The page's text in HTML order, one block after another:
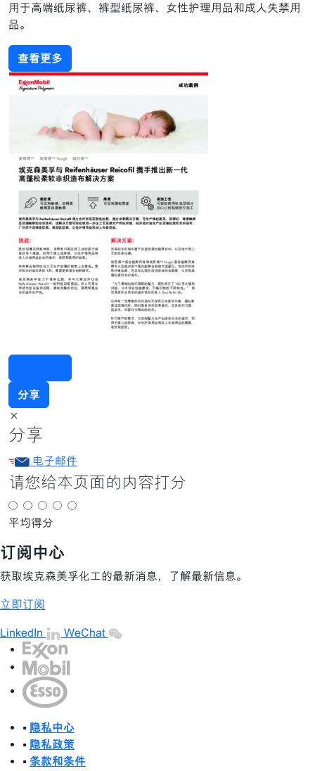
用于高端纸尿裤、裤型纸尿裤、女性护理用品和成人失禁用
品。
查看更多
分享
×
分享
电子邮件
请您给本页面的内容打分
平均得分
订阅中心
获取埃克森美孚化工的最新消息，了解最新信息。
立即订阅
LinkedIn WeChat
• 隐私中心
• 隐私政策
• 条款和条件